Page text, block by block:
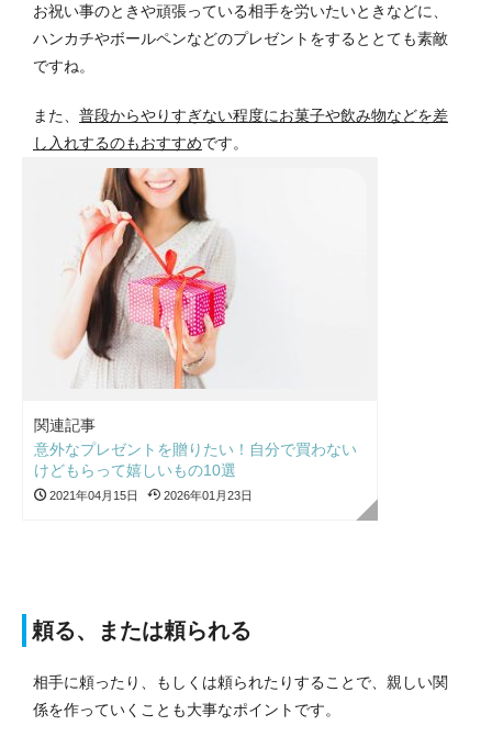
お祝い事のときや頑張っている相手を労いたいときなどに、
ハンカチやボールペンなどのプレゼントをするととても素敵
ですね。
また、 普段からやりすぎない程度にお菓子や飲み物などを差
し入れするのもおすすめです。
関連記事
意外なプレゼントを贈りたい！自分で買わない
けどもらって嬉しいもの10選
2021年04月15日 2026年01月23日
頼る、または頼られる
相手に頼ったり、もしくは頼られたりすることで、親しい関
係を作っていくことも大事なポイントです。